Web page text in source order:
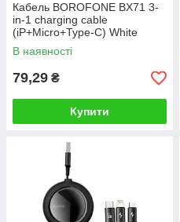
Кабель BOROFONE BX71 3-
in-1 charging cable
(iP+Micro+Type-C) White
В наявності
79,29 ₴
Купити